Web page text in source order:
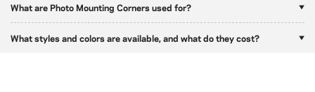
What are Photo Mounting Corners used for?
What styles and colors are available, and what do they cost?